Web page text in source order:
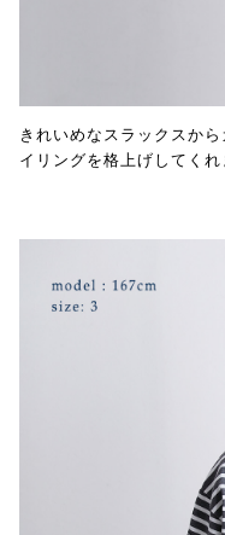
きれいめなスラックスか
イリングを格上げしてくれ